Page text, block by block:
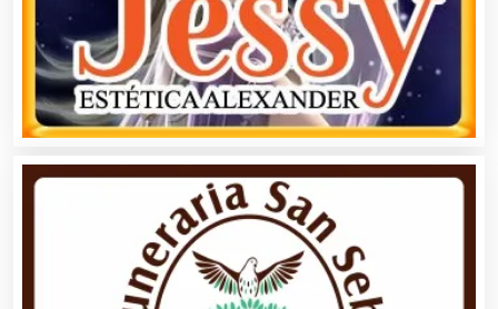
Automóviles Nuevos y Usados
Autopartes Eléctricas
Avaluos
Balnearios